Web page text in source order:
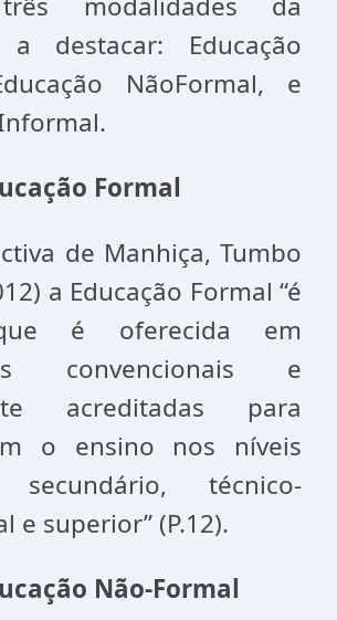
a destacar: Educação
NãoFormal, e
Formal
de Manhiça, Tumbo
a Educação Formal “é
é oferecida em
convencionais e
acreditadas para
o ensino nos níveis
secundário, técnico-
e superior” (P.12).
Não-Formal